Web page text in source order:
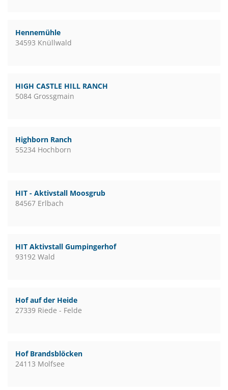
Hennemühle
34593 Knüllwald
HIGH CASTLE HILL RANCH
5084 Grossgmain
Highborn Ranch
55234 Hochborn
HIT - Aktivstall Moosgrub
84567 Erlbach
HIT Aktivstall Gumpingerhof
93192 Wald
Hof auf der Heide
27339 Riede - Felde
Hof Brandsblöcken
24113 Molfsee